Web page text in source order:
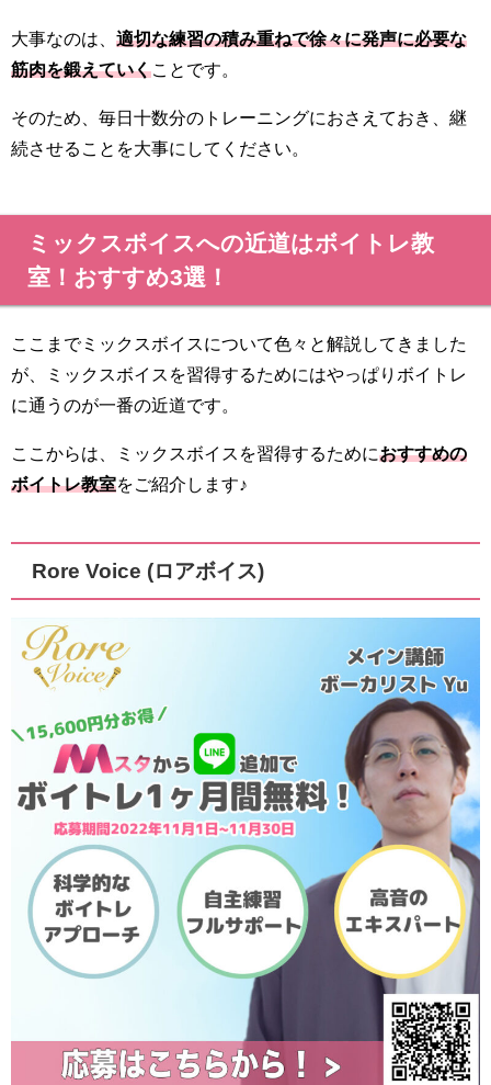
大事なのは、 適切な練習の積み重ねで徐々に発声に必要な
筋肉を鍛えていく ことです。
そのため、毎日十数分のトレーニングにおさえておき、継
続させることを大事にしてください。
ミックスボイスへの近道はボイトレ教
室！おすすめ3選！
ここまでミックスボイスについて色々と解説してきました
が、ミックスボイスを習得するためにはやっぱりボイトレ
に通うのが一番の近道です。
ここからは、ミックスボイスを習得するためにおすすめの
ボイトレ教室をご紹介します♪
Rore Voice (ロアボイス)